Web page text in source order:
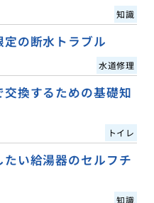
知識
の断水トラブル
水道修理
交換するための基礎知
トイレ
い給湯器のセルフチ
知識